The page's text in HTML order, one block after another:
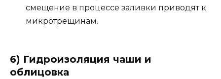
смещение в процессе заливки приводят к
микротрещинам.
6) Гидроизоляция чаши и
облицовка